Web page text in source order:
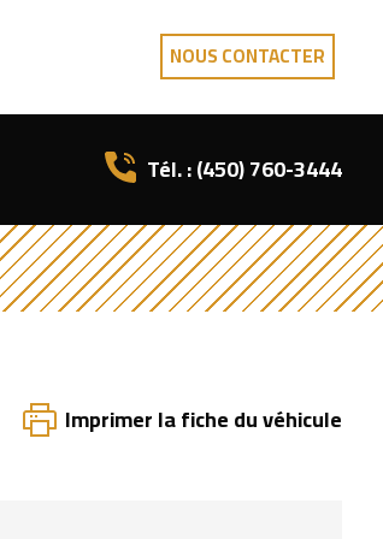
NOUS CONTACTER
Tél. :(450) 760-3444
Imprimer la fiche du véhicule